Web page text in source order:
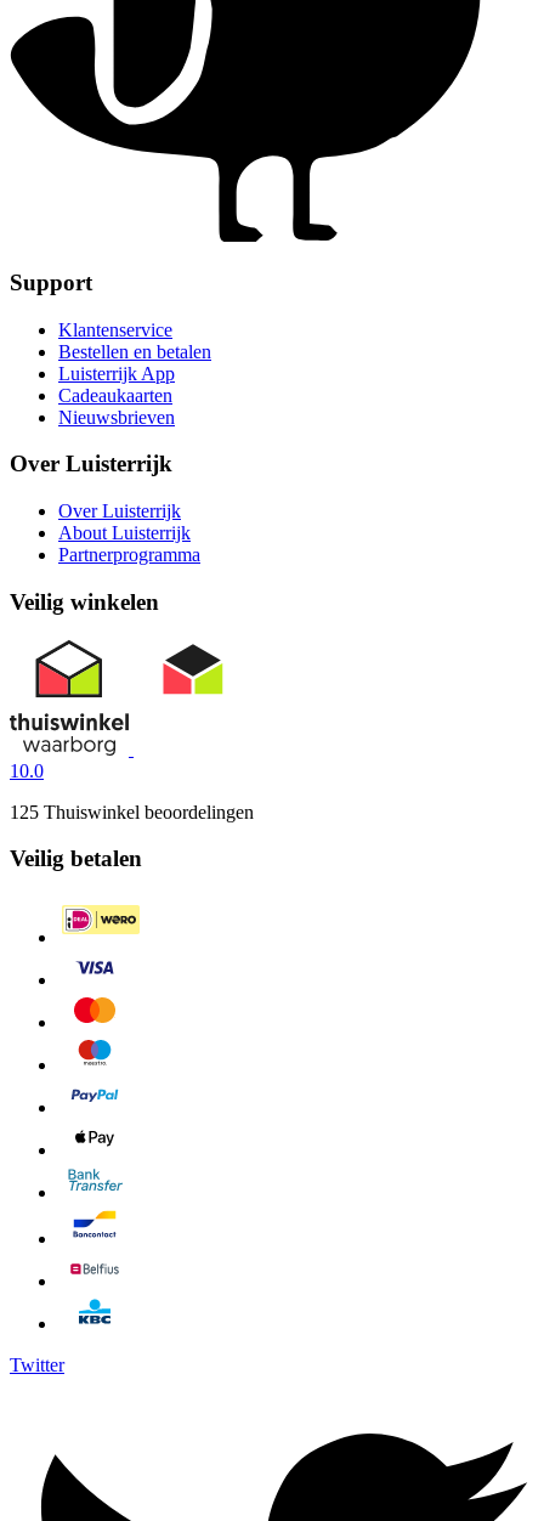
Support
Klantenservice
Bestellen en betalen
Luisterrijk App
Cadeaukaarten
Nieuwsbrieven
Over Luisterrijk
Over Luisterrijk
About Luisterrijk
Partnerprogramma
Veilig winkelen
10.0
125 Thuiswinkel beoordelingen
Veilig betalen
Twitter